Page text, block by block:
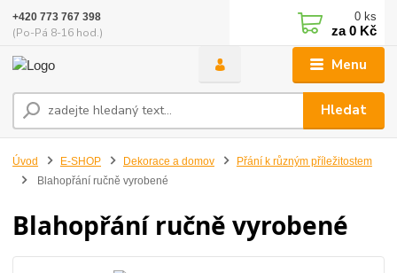
Menu
Hledat
+420 773 767 398
(Po-Pá 8-16 hod.)
0 ks
za0 Kč
Úvod E-SHOP Dekorace a domov
Přání k různým příležitostem
Blahopřání ručně vyrobené
Blahopřání ručně vyrobené